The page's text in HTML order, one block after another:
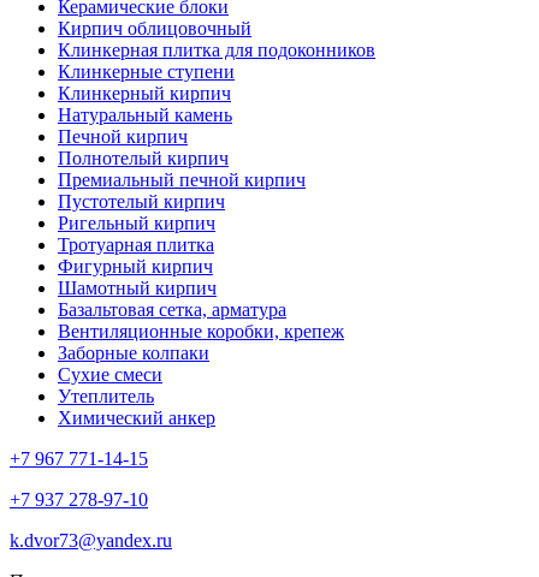
Керамические блоки
Кирпич облицовочный
Клинкерная плитка для подоконников
Клинкерные ступени
Клинкерный кирпич
Натуральный камень
Печной кирпич
Полнотелый кирпич
Премиальный печной кирпич
Пустотелый кирпич
Ригельный кирпич
Тротуарная плитка
Фигурный кирпич
Шамотный кирпич
Базальтовая сетка, арматура
Вентиляционные коробки, крепеж
Заборные колпаки
Сухие смеси
Утеплитель
Химический анкер
+7 967 771-14-15
+7 937 278-97-10
k.dvor73@yandex.ru